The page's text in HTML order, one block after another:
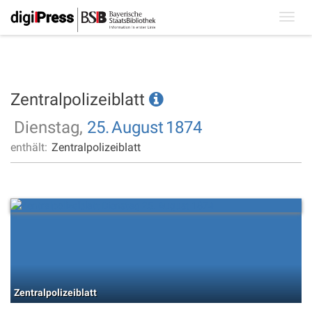
Zentralpolizeiblatt
Dienstag, 25.August 1874
enthält: Zentralpolizeiblatt
Zentralpolizeiblatt